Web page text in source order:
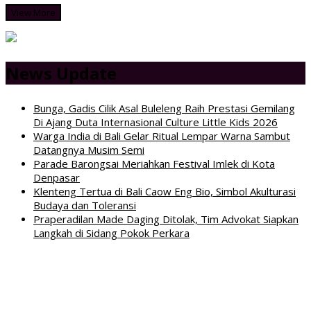
View More
News Update
Bunga, Gadis Cilik Asal Buleleng Raih Prestasi Gemilang
Di Ajang Duta Internasional Culture Little Kids 2026
Warga India di Bali Gelar Ritual Lempar Warna Sambut
Datangnya Musim Semi
Parade Barongsai Meriahkan Festival Imlek di Kota
Denpasar
Klenteng Tertua di Bali Caow Eng Bio, Simbol Akulturasi
Budaya dan Toleransi
Praperadilan Made Daging Ditolak, Tim Advokat Siapkan
Langkah di Sidang Pokok Perkara